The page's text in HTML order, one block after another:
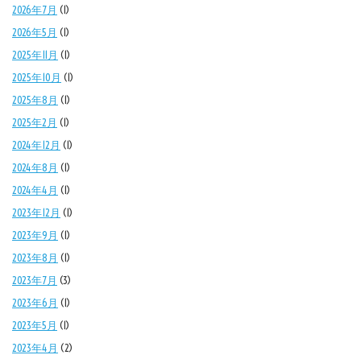
2026年7月 (1)
2026年5月 (1)
2025年11月 (1)
2025年10月 (1)
2025年8月 (1)
2025年2月 (1)
2024年12月 (1)
2024年8月 (1)
2024年4月 (1)
2023年12月 (1)
2023年9月 (1)
2023年8月 (1)
2023年7月 (3)
2023年6月 (1)
2023年5月 (1)
2023年4月 (2)